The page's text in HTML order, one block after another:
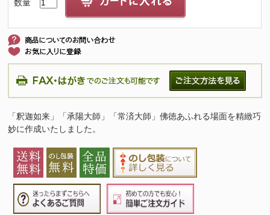
数量
「釈迦如来」「承陽大師」「常済大師」佛徳あふれる場面を精緻巧
妙に作成いたしました。